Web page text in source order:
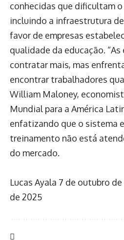
conhecidas que dificultam
incluindo a infraestrutura
favor de empresas
qualidade da educação.
contratar mais, mas
encontrar trabalhadores
William Maloney,
Mundial para a América
enfatizando que o sistema
treinamento não está
do mercado.
Lucas Ayala 7 de outubro de
de 2025